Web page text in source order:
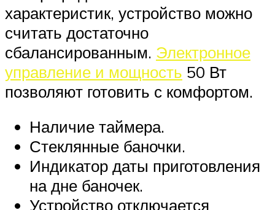
характеристик, устройство можно
считать достаточно
сбалансированным. Электронное
управление и мощность 50 Вт
позволяют готовить с комфортом.
Наличие таймера.
Стеклянные баночки.
Индикатор даты приготовления
на дне баночек.
Устройство отключается